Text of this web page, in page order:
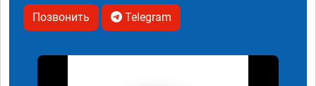
Позвонить Telegram